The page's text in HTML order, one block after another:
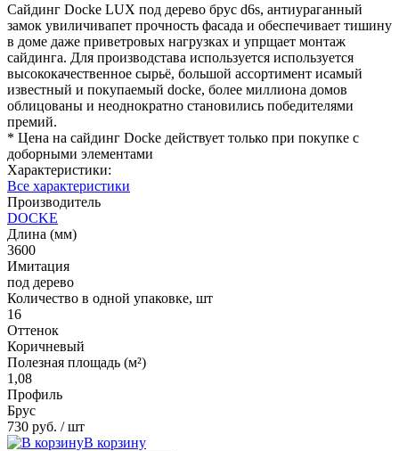
Сайдинг Docke LUX под дерево брус d6s, антиураганный
замок увиличивапет прочность фасада и обеспечивает тишину
в доме даже приветровых нагрузках и упрщает монтаж
сайдинга. Для производстава используется используется
высококачественное сырьё, большой ассортимент исамый
известный и покупаемый docke, более миллиона домов
облицованы и неоднократно становились победителями
премий.
* Цена на сайдинг Docke действует только при покупке с
доборными элементами
Характеристики:
Все характеристики
Производитель
DOCKE
Длина (мм)
3600
Имитация
под дерево
Количество в одной упаковке, шт
16
Оттенок
Коричневый
Полезная площадь (м²)
1,08
Профиль
Брус
730 руб. / шт
В корзину